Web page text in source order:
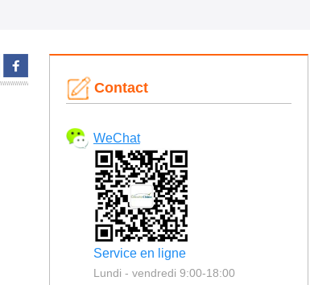
Contact
WeChat
Service en ligne
Lundi - vendredi 9:00-18:00